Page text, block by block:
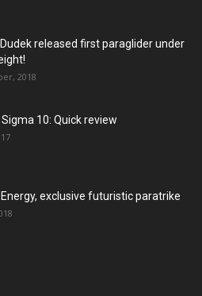
Dudek released first paraglider under
2018
10: Quick review
exclusive futuristic paratrike